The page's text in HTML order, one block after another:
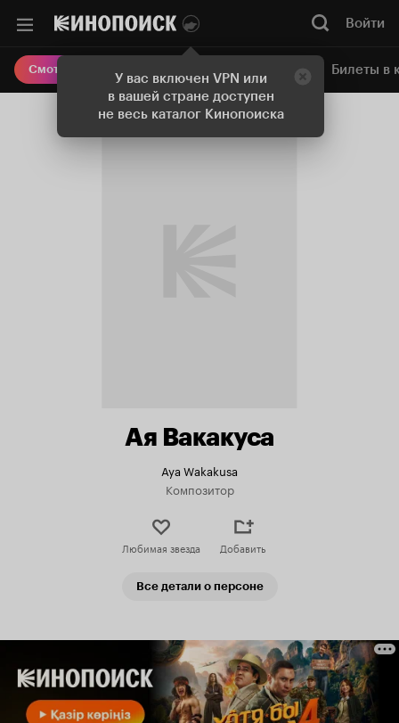
У вас включен VPN или
в вашей стране доступен
не весь каталог Кинопоиска
Войти
Смотреть кино Онлайн-кинотеатр Билеты в
Ая Вакакуса
Aya Wakakusa
Композитор
Любимая звезда Добавить
Все детали о персоне